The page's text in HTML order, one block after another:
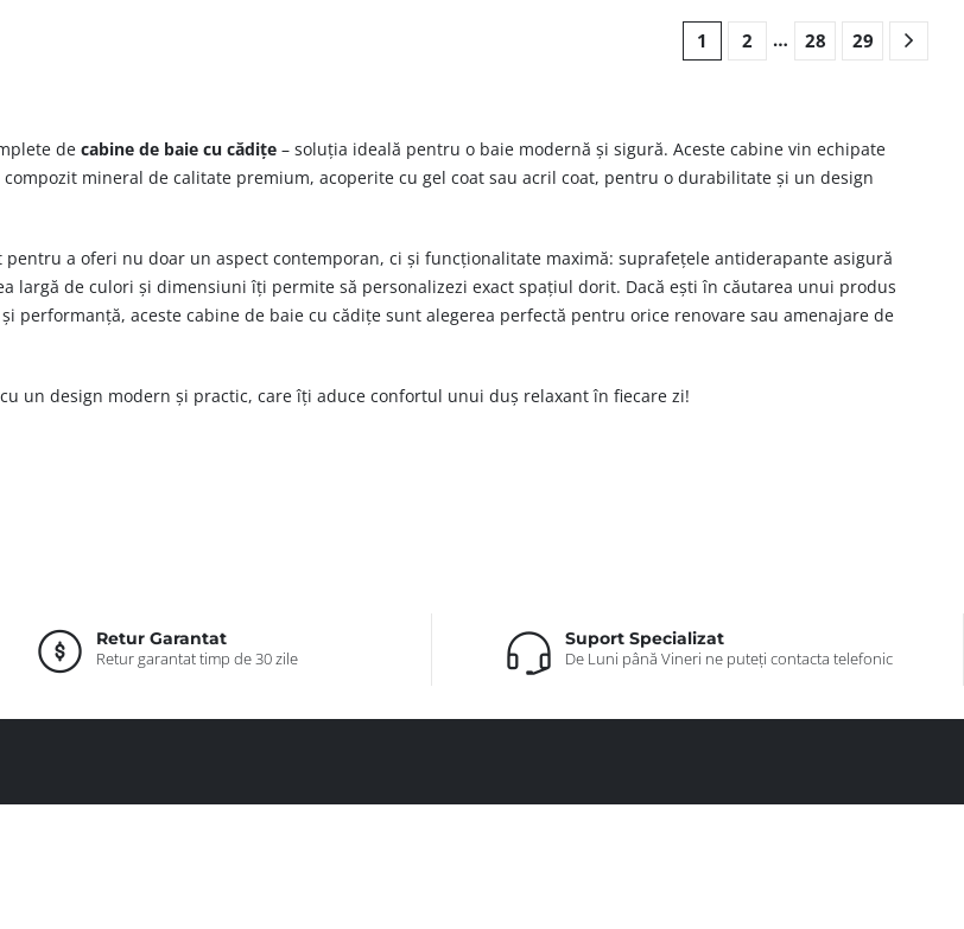
1 2 … 28 29
decabine de baie cu cădițe– soluția ideală pentru o baie modernă și sigură. Aceste cabine vin echipate
mineral de calitate premium, acoperite cu gel coat sau acril coat, pentru o durabilitate și un design
pentru a oferi nu doar un aspect contemporan, ci și funcționalitate maximă: suprafețele antiderapante asigură
largă de culori și dimensiuni îți permite să personalizezi exact spațiul dorit. Dacă ești în căutarea unui produs
performanță, aceste cabine de baie cu cădițe sunt alegerea perfectă pentru orice renovare sau amenajare de
un design modern și practic, care îți aduce confortul unui duș relaxant în fiecare zi!
Retur Garantat
Retur garantat timp de 30 zile
Suport Specializat
De Luni până Vineri ne puteți contacta telefonic